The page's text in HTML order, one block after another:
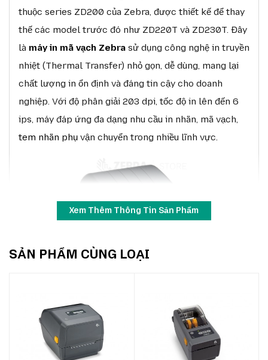
thuộc series ZD200 của Zebra, được thiết kế để thay
thế các model trước đó như ZD220T và ZD230T. Đây
là máy in mã vạch Zebra sử dụng công nghệ in truyền
nhiệt (Thermal Transfer) nhỏ gọn, dễ dùng, mang lại
chất lượng in ổn định và đáng tin cậy cho doanh
nghiệp. Với độ phân giải 203 dpi, tốc độ in lên đến 6
ips, máy đáp ứng đa dạng nhu cầu in nhãn, mã vạch,
tem nhãn phụ vận chuyển trong nhiều lĩnh vực.
ZD230TAtập trung vào sự đơn giản, hiệu quả và chi
phí hợp lý. Máy được trang bị kết nối USB tiêu chuẩn,
bộ nhớ lớn hơn so với thế hệ trước, hỗ trợ các ngôn
Xem Thêm Thông Tin Sản Phẩm
SẢN PHẨM CÙNG LOẠI